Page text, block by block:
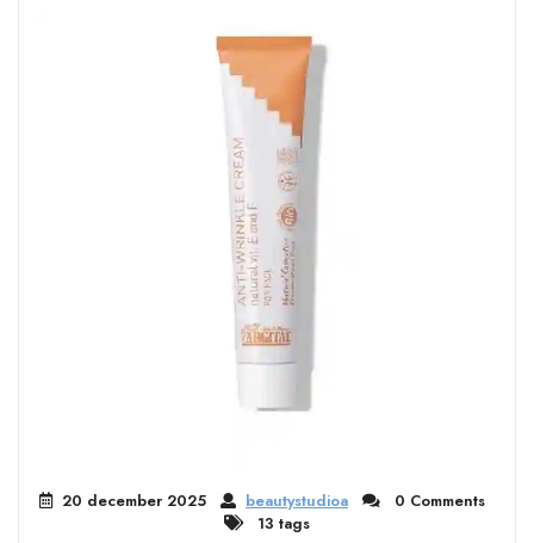
20 december 2025 beautystudioa
0 Comments
13 tags